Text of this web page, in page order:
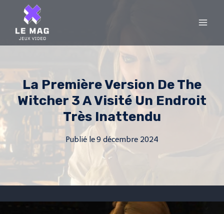
content
La Première Version De The
Witcher 3 A Visité Un Endroit
Très Inattendu
Publié le9 décembre 2024